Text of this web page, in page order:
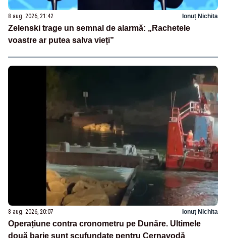
8 aug. 2026, 21:42 Ionuț Nichita
Zelenski trage un semnal de alarmă: „Rachetele
voastre ar putea salva vieți”
8 aug. 2026, 20:07 Ionuț Nichita
Operațiune contra cronometru pe Dunăre. Ultimele
două barje sunt scufundate pentru Cernavodă